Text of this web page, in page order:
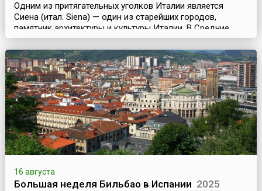
Одним из притягательных уголков Италии является
Сиена (итал. Siena) — один из старейших городов,
памятник архитектуры и культуры Италии. В Средние
века этот город, расположенный в западной части
страны, в Тоскане, был столицей сильной Сиенской
республики и уже в ту дальнюю эпоху хранил шедевры
итальянской готики мирового достоинства.Именно в
Средние века и зародилась традиция проводить в
город...
16 августа
Большая неделя Бильбао в Испании 2025